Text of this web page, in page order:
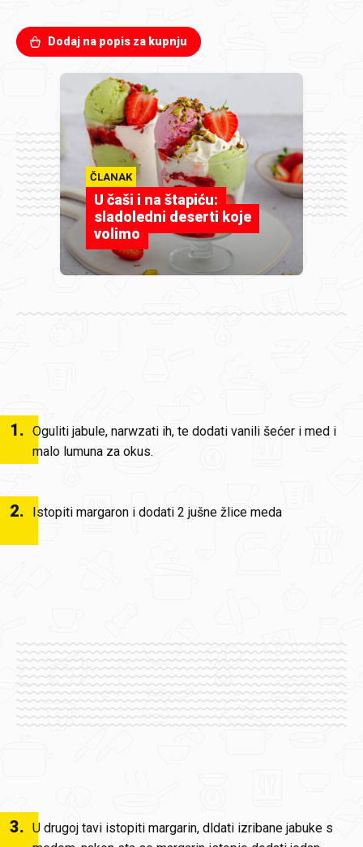
Dodaj na popis za kupnju
ČLANAK
U čaši i na štapiću:
sladoledni deserti koje
volimo
1. Oguliti jabule, narwzati ih, te dodati vanili šećer i med i
malo lumuna za okus.
2. Istopiti margaron i dodati 2 jušne žlice meda
3. U drugoj tavi istopiti margarin, dldati izribane jabuke s